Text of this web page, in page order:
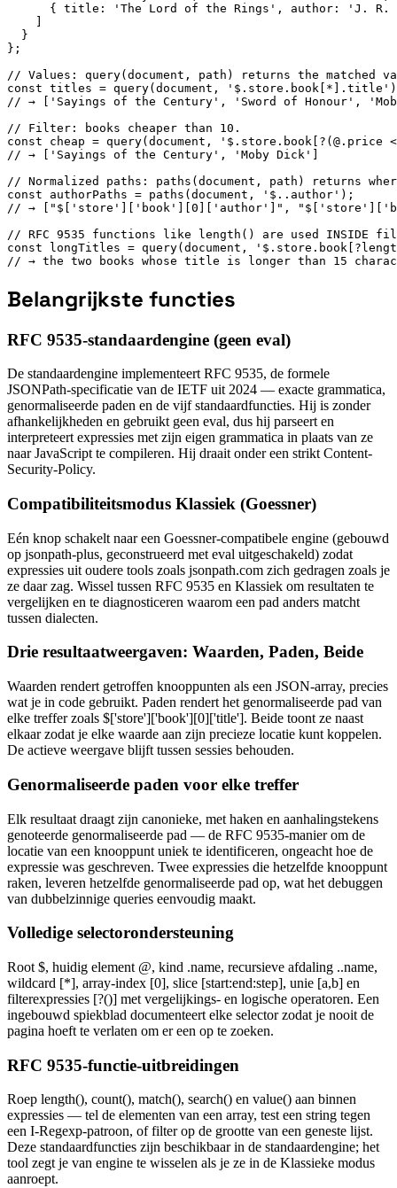
{ title: 'The Lord of the Rings', author: 'J. R.
    ]
  }
};
// Values: query(document, path) returns the matched
const titles = query(document,
// → ['Sayings of the Century', 'Sword of Honour',
// Filter: books cheaper than 10.
const cheap = query(document,
// → ['Sayings of the Century', 'Moby Dick']
// Normalized paths: paths(document, path) returns
const authorPaths = paths(document, '$..author');
// → ["$['store']['book'][0]['author']",
// RFC 9535 functions like length() are used INSIDE
const longTitles = query(document,
// → the two books whose title is longer than 15
Belangrijkste functies
RFC 9535-standaardengine (geen eval)
De standaardengine implementeert RFC 9535, de formele
JSONPath-specificatie van de IETF uit 2024 — exacte grammatica,
genormaliseerde paden en de vijf standaardfuncties. Hij is zonder
afhankelijkheden en gebruikt geen eval, dus hij parseert en
interpreteert expressies met zijn eigen grammatica in plaats van ze
naar JavaScript te compileren. Hij draait onder een strikt Content-
Security-Policy.
Compatibiliteitsmodus Klassiek (Goessner)
Eén knop schakelt naar een Goessner-compatibele engine (gebouwd
op jsonpath-plus, geconstrueerd met eval uitgeschakeld) zodat
expressies uit oudere tools zoals jsonpath.com zich gedragen zoals je
ze daar zag. Wissel tussen RFC 9535 en Klassiek om resultaten te
vergelijken en te diagnosticeren waarom een pad anders matcht
tussen dialecten.
Drie resultaatweergaven: Waarden, Paden, Beide
Waarden rendert getroffen knooppunten als een JSON-array, precies
wat je in code gebruikt. Paden rendert het genormaliseerde pad van
elke treffer zoals $['store']['book'][0]['title']. Beide toont ze naast
elkaar zodat je elke waarde aan zijn precieze locatie kunt koppelen.
De actieve weergave blijft tussen sessies behouden.
Genormaliseerde paden voor elke treffer
Elk resultaat draagt zijn canonieke, met haken en aanhalingstekens
genoteerde genormaliseerde pad — de RFC 9535-manier om de
locatie van een knooppunt uniek te identificeren, ongeacht hoe de
expressie was geschreven. Twee expressies die hetzelfde knooppunt
raken, leveren hetzelfde genormaliseerde pad op, wat het debuggen
van dubbelzinnige queries eenvoudig maakt.
Volledige selectorondersteuning
Root $, huidig element @, kind .name, recursieve afdaling ..name,
wildcard [*], array-index [0], slice [start:end:step], unie [a,b] en
filterexpressies [?()] met vergelijkings- en logische operatoren. Een
ingebouwd spiekblad documenteert elke selector zodat je nooit de
pagina hoeft te verlaten om er een op te zoeken.
RFC 9535-functie-uitbreidingen
Roep length(), count(), match(), search() en value() aan binnen
expressies — tel de elementen van een array, test een string tegen
een I-Regexp-patroon, of filter op de grootte van een geneste lijst.
Deze standaardfuncties zijn beschikbaar in de standaardengine; het
tool zegt je van engine te wisselen als je ze in de Klassieke modus
aanroept.